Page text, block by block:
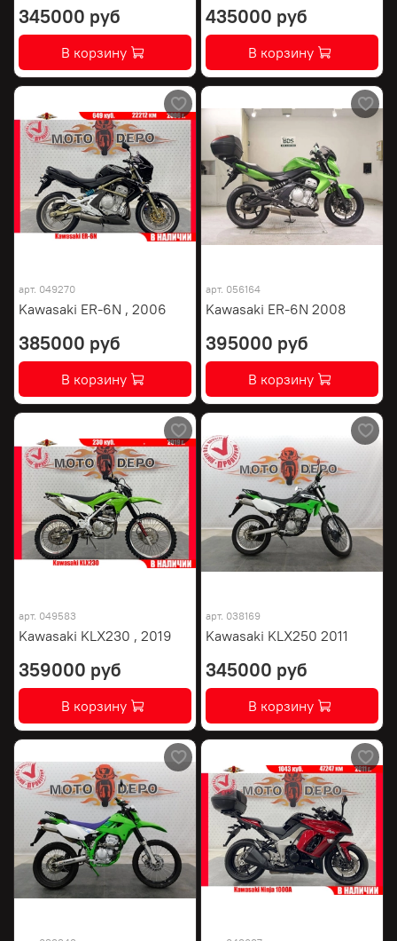
345000 руб
В корзину
435000 руб
В корзину
арт. 049270
Kawasaki ER-6N , 2006
385000 руб
В корзину
арт. 056164
Kawasaki ER-6N 2008
395000 руб
В корзину
арт. 049583
Kawasaki KLX230 , 2019
359000 руб
В корзину
арт. 038169
Kawasaki KLX250 2011
345000 руб
В корзину